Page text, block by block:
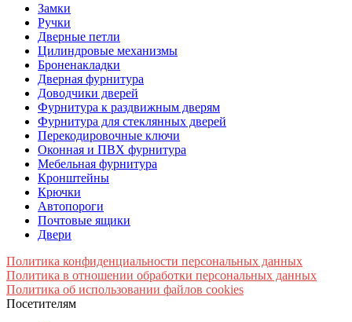
Замки
Ручки
Дверные петли
Цилиндровые механизмы
Броненакладки
Дверная фурнитура
Доводчики дверей
Фурнитура к раздвижным дверям
Фурнитура для стеклянных дверей
Перекодировочные ключи
Оконная и ПВХ фурнитура
Мебельная фурнитура
Кронштейны
Крючки
Автопороги
Почтовые ящики
Двери
Политика конфиденциальности персональных данных
Политика в отношении обработки персональных данных
Политика об использовании файлов cookies
Посетителям